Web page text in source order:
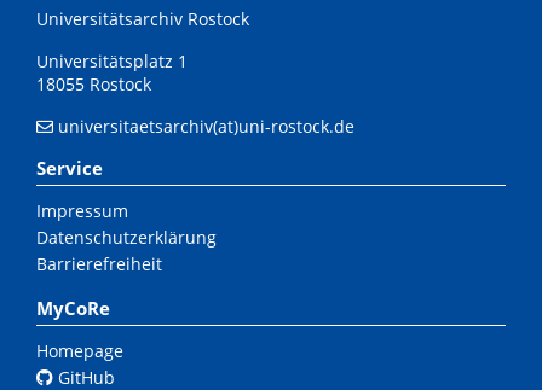
Universitätsarchiv Rostock
Universitätsplatz 1
18055 Rostock
universitaetsarchiv(at)uni-rostock.de
Service
Impressum
Datenschutzerklärung
Barrierefreiheit
MyCoRe
Homepage
GitHub